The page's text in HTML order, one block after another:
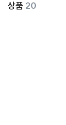
상품 20